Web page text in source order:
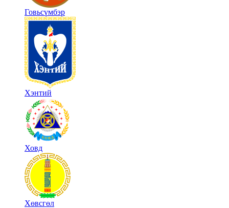
Говьсүмбэр
Хэнтий
Ховд
Хөвсгөл